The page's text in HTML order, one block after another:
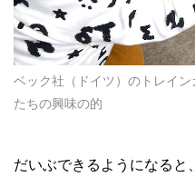
ベック社（ドイツ）のトレイ
たちの興味の的
だいぶできるようになると